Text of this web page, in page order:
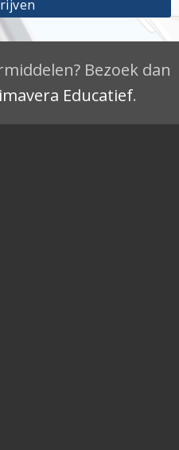
Bezoek dan
Educatief.